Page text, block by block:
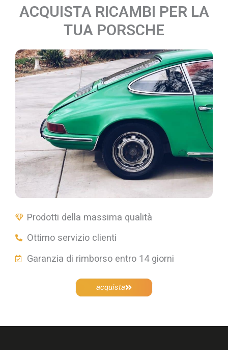
ACQUISTA RICAMBI PER LA
TUA PORSCHE
Prodotti della massima qualità⠀
Ottimo servizio clienti⠀
Garanzia di rimborso entro 14 giorni​
acquista